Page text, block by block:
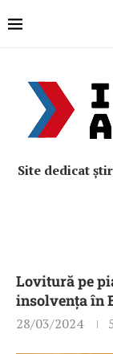
Site dedicat
Lovitură pe
insolvența în
28/03/2024